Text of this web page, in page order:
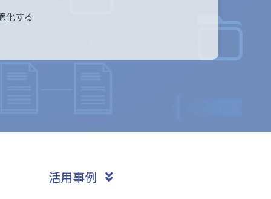
化する
活用事例